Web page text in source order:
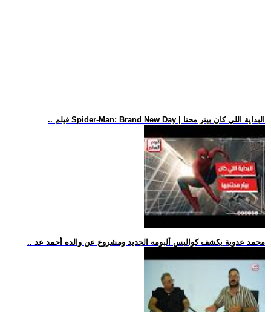
.. فيلم Spider-Man: Brand New Day | البداية اللي كان بيتر محتا
.. محمد عدوية يكشف كواليس ألبومه الجديد ومشروع عن والده أحمد عد